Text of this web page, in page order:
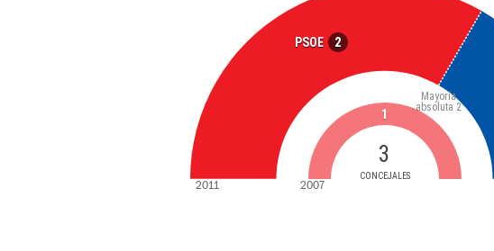
PSOE 2
3
CONCEJALES
Mayoría
absoluta 2
1
2011 2007